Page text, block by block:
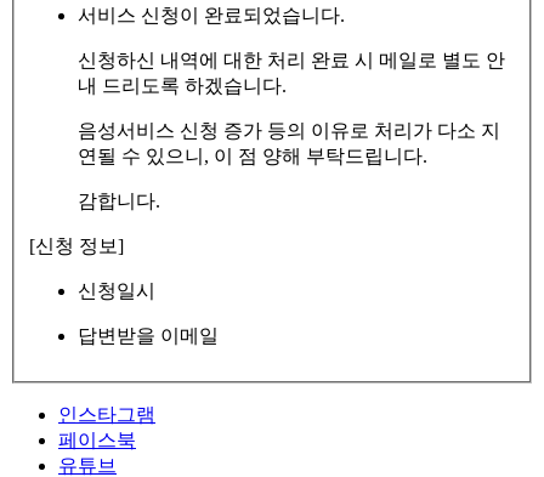
서비스 신청이 완료되었습니다.
신청하신 내역에 대한 처리 완료 시 메일로 별도 안
내 드리도록 하겠습니다.
음성서비스 신청 증가 등의 이유로 처리가 다소 지
연될 수 있으니, 이 점 양해 부탁드립니다.
감합니다.
[신청 정보]
신청일시
답변받을 이메일
인스타그램
페이스북
유튜브